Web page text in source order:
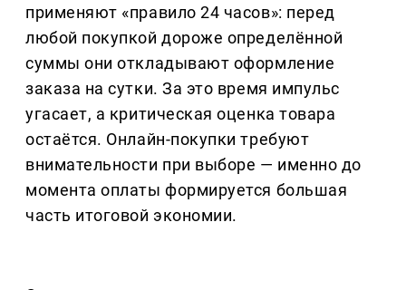
применяют «правило 24 часов»: перед
любой покупкой дороже определённой
суммы они откладывают оформление
заказа на сутки. За это время импульс
угасает, а критическая оценка товара
остаётся. Онлайн-покупки требуют
внимательности при выборе — именно до
момента оплаты формируется большая
часть итоговой экономии.